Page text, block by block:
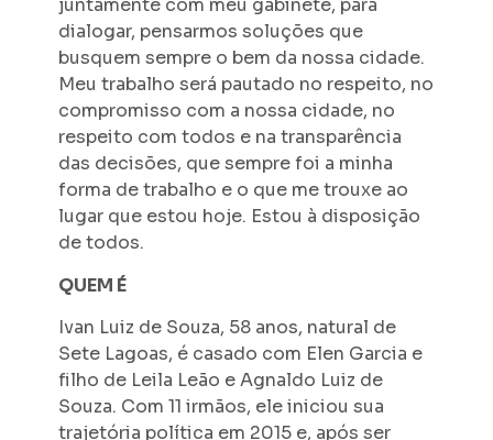
juntamente com meu gabinete, para
dialogar, pensarmos soluções que
busquem sempre o bem da nossa cidade.
Meu trabalho será pautado no respeito, no
compromisso com a nossa cidade, no
respeito com todos e na transparência
das decisões, que sempre foi a minha
forma de trabalho e o que me trouxe ao
lugar que estou hoje. Estou à disposição
de todos.
QUEM É
Ivan Luiz de Souza, 58 anos, natural de
Sete Lagoas, é casado com Elen Garcia e
filho de Leila Leão e Agnaldo Luiz de
Souza. Com 11 irmãos, ele iniciou sua
trajetória política em 2015 e, após ser